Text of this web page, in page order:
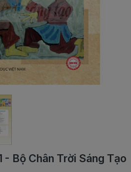
- Bộ Chân Trời Sáng Tạo